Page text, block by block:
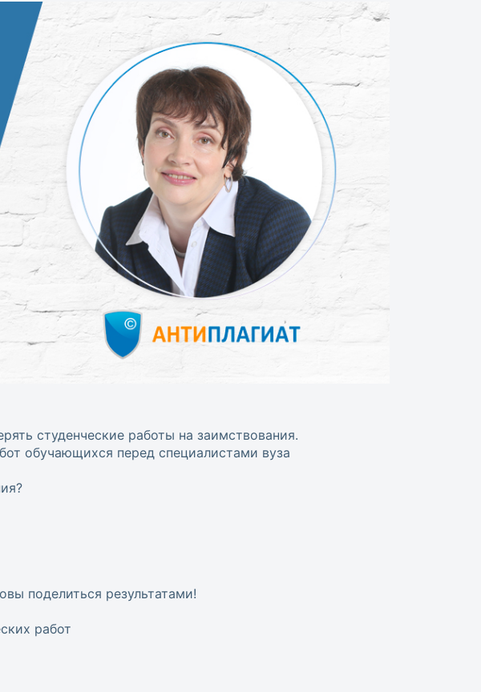
студенческие работы на заимствования.
обучающихся перед специалистами вуза
поделиться результатами!
работ